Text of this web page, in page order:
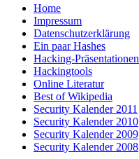
Home
Impressum
Datenschutzerklärung
Ein paar Hashes
Hacking-Präsentationen
Hackingtools
Online Literatur
Best of Wikipedia
Security Kalender 2011
Security Kalender 2010
Security Kalender 2009
Security Kalender 2008